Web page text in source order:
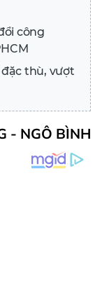
công
thù, vượt
- NGÔ BÌNH